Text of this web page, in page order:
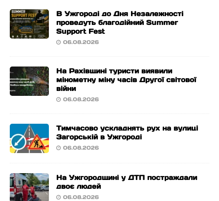
В Ужгороді до Дня Незалежності
проведуть благодійний Summer
Support Fest
06.08.2026
На Рахівщині туристи виявили
мінометну міну часів Другої світової
війни
06.08.2026
Тимчасово ускладнять рух на вулиці
Загорській в Ужгороді
06.08.2026
На Ужгородщині у ДТП постраждали
двоє людей
06.08.2026